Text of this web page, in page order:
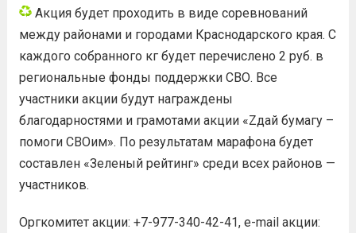
Акция будет проходить в виде соревнований
между районами и городами Краснодарского края. С
каждого собранного кг будет перечислено 2 руб. в
региональные фонды поддержки СВО. Все
участники акции будут награждены
благодарностями и грамотами акции «Zдай бумагу –
помоги СВОим». По результатам марафона будет
составлен «Зеленый рейтинг» среди всех районов —
участников.
Оргкомитет акции: +7-977-340-42-41, е-mail акции: